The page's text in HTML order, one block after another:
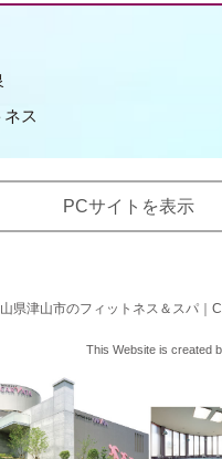
ネス
PCサイトを表示
県津山市のフィットネス＆スパ｜
This Website is created